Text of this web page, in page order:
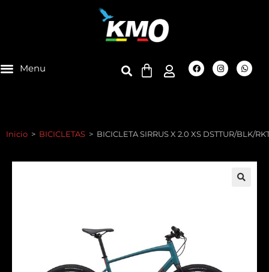
Inicio > BICICLETAS > BICICLETA SIRRUS X 2.0 XS DSTTUR/BLK/